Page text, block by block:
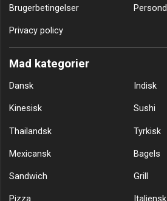
Brugerbetingelser
Privacy policy
Mad kategorier
Dansk Indisk
Kinesisk Sushi
Thailandsk Tyrkisk
Mexicansk Bagels
Sandwich Grill